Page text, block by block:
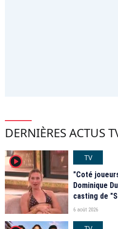
DERNIÈRES ACTUS
player2
TV
"Coté
Dominique
casting de
6 août 2026